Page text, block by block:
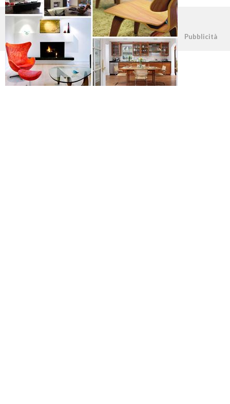
©2026 - casapratica.org - p.iva 03338800984 Pubblicità